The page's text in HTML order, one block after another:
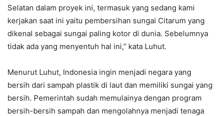
Selatan dalam proyek ini, termasuk yang sedang kami
kerjakan saat ini yaitu pembersihan sungai Citarum yang
dikenal sebagai sungai paling kotor di dunia. Sebelumnya
tidak ada yang menyentuh hal ini,” kata Luhut.
Menurut Luhut, Indonesia ingin menjadi negara yang
bersih dari sampah plastik di laut dan memiliki sungai yang
bersih. Pemerintah sudah memulainya dengan program
bersih-bersih sampah dan mengolahnya menjadi tenaga